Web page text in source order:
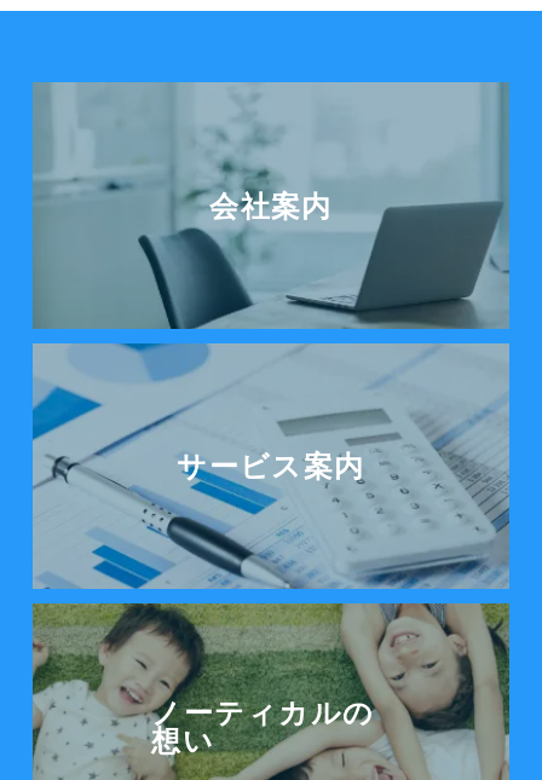
会社案内
サービス案内
サービス案内をみる
ノーティカルの
想い
ノーティカルの想いを見る